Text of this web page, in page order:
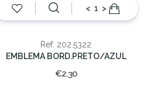
< >
Ref: 202.5322
EMBLEMA BORD.PRETO/AZUL
€2.30